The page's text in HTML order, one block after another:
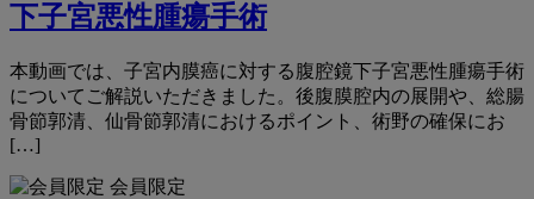
下子宮悪性腫瘍手術
本動画では、子宮内膜癌に対する腹腔鏡下子宮悪性腫瘍手術
についてご解説いただきました。後腹膜腔内の展開や、総腸
骨節郭清、仙骨節郭清におけるポイント、術野の確保にお
[…]
会員限定